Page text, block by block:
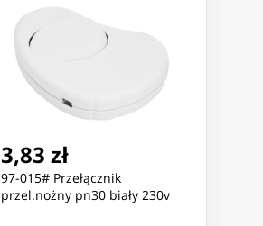
432,12 zł
ZEGAREK MĘSKI TOMMY
HILFIGER 1792183 (zf132a)
3,83 zł
97-015# Przełącznik
przel.nożny pn30 biały 230v